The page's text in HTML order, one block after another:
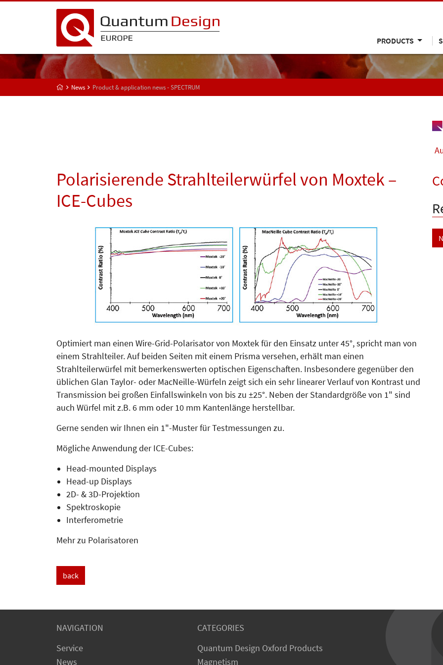
PRODUCTS
News Product & application news - SPECTRUM
Polarisierende Strahlteilerwürfel von Moxtek –
ICE-Cubes
Optimiert man einen Wire-Grid-Po­larisator von Moxtek für den Ein­satz unter 45°, spricht man von
einem Strahlteiler. Auf beiden Seiten mit einem Prisma versehen, erhält man einen
Strahlteilerwürfel mit bemerkenswerten optischen Eigenschaften. Insbesondere gegenüber den
üblichen Glan Taylor- oder MacNeille-Würfeln zeigt sich ein sehr linearer Verlauf von Kontrast und
Transmission bei großen Einfallswinkeln von bis zu ±25°. Neben der Standardgröße von 1" sind
auch Würfel mit z.B. 6 mm oder 10 mm Kantenlänge herstellbar.
Gerne senden wir Ihnen ein 1"-Muster für Testmessungen zu.
Mögliche Anwendung der ICE-Cubes:
Head-mounted Displays
Head-up Displays
2D- & 3D-Projektion
Spektroskopie
Interferometrie
Mehr zu Polarisatoren
back
NAVIGATION
Service
News
CATEGORIES
Quantum Design Oxford Products
Magnetism